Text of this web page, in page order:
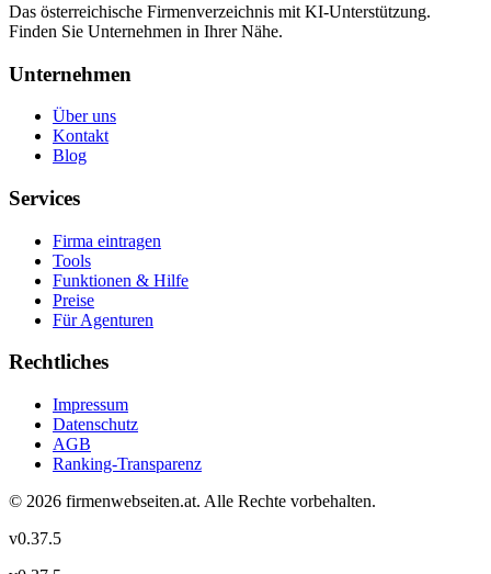
Das österreichische Firmenverzeichnis mit KI-Unterstützung.
Finden Sie Unternehmen in Ihrer Nähe.
Unternehmen
Über uns
Kontakt
Blog
Services
Firma eintragen
Tools
Funktionen & Hilfe
Preise
Für Agenturen
Rechtliches
Impressum
Datenschutz
AGB
Ranking-Transparenz
© 2026 firmenwebseiten.at. Alle Rechte vorbehalten.
v0.37.5